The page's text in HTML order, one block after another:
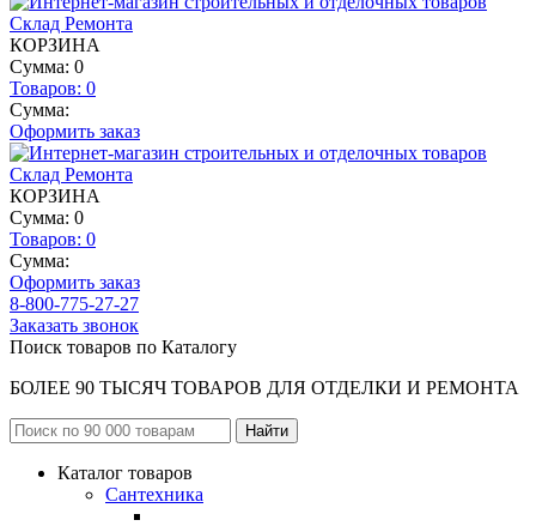
КОРЗИНА
Сумма: 0
Товаров: 0
Сумма:
Оформить заказ
КОРЗИНА
Сумма: 0
Товаров: 0
Сумма:
Оформить заказ
8-800-775-27-27
Заказать звонок
Поиск товаров по Каталогу
БОЛЕЕ 90 ТЫСЯЧ ТОВАРОВ ДЛЯ ОТДЕЛКИ И РЕМОНТА
Каталог товаров
Сантехника